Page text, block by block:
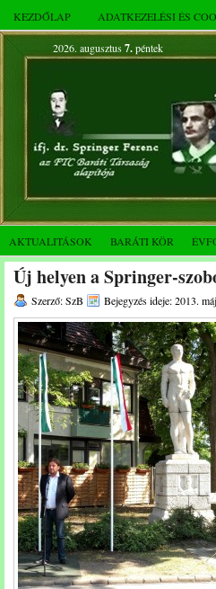
KEZDŐLAP ADATKEZELÉSI ÉS
2026. augusztus 7.péntek
AKTUALITÁSOK BARÁTI KÖR
Új helyen a Springer-
Szerző: SzB Bejegyzés ideje: 2013.